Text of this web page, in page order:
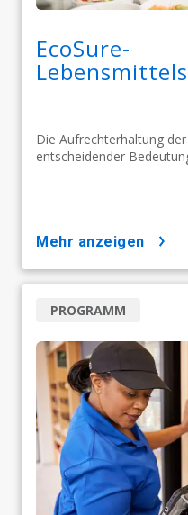
EcoSure-
Die Aufrechterhaltung
entscheidender
mehr anzeigen
PROGRAMM